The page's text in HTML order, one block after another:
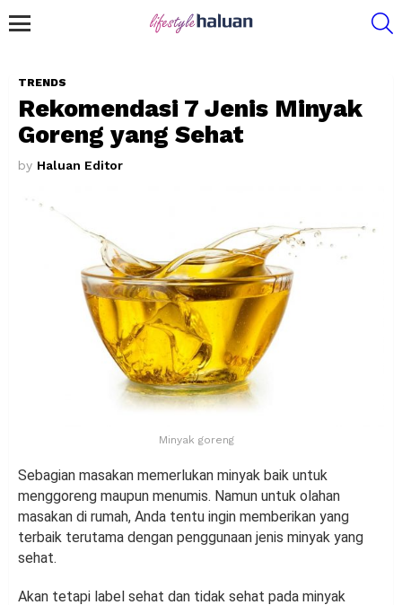
TRENDS
Rekomendasi 7 Jenis Minyak
Goreng yang Sehat
by Haluan Editor
Minyak goreng
Sebagian masakan memerlukan minyak baik untuk
menggoreng maupun menumis. Namun untuk olahan
masakan di rumah, Anda tentu ingin memberikan yang
terbaik terutama dengan penggunaan jenis minyak yang
sehat.
Akan tetapi label sehat dan tidak sehat pada minyak